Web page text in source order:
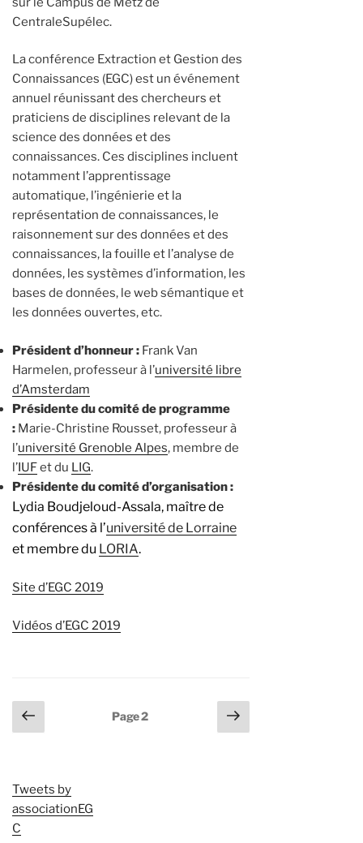
CentraleSupélec.
La conférence Extraction et Gestion des
Connaissances (EGC) est un événement
annuel réunissant des chercheurs et
praticiens de disciplines relevant de la
science des données et des
connaissances. Ces disciplines incluent
notamment l’apprentissage
automatique, l’ingénierie et la
représentation de connaissances, le
raisonnement sur des données et des
connaissances, la fouille et l’analyse de
données, les systèmes d’information, les
bases de données, le web sémantique et
les données ouvertes, etc.
Président d’honneur : Frank Van
Harmelen, professeur à l’université libre
d’Amsterdam
Présidente du comité de programme
: Marie-Christine Rousset, professeur à
l’université Grenoble Alpes, membre de
l’IUFet du LIG.
Présidente du comité d’organisation :
Lydia Boudjeloud-Assala, maître de
conférences à l’université de Lorraine
et membre du LORIA.
Site d’EGC 2019
Vidéos d’EGC 2019
Pagination
des
Page
précédente
Page2
Page
suivante
Tweets by
associationEG
C